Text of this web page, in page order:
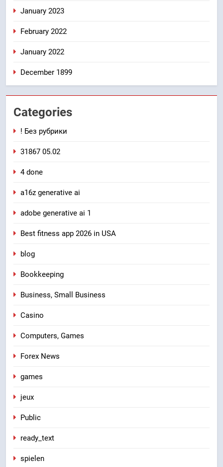
January 2023
February 2022
January 2022
December 1899
Categories
! Без рубрики
31867 05.02
4 done
a16z generative ai
adobe generative ai 1
Best fitness app 2026 in USA
blog
Bookkeeping
Business, Small Business
Casino
Computers, Games
Forex News
games
jeux
Public
ready_text
spielen